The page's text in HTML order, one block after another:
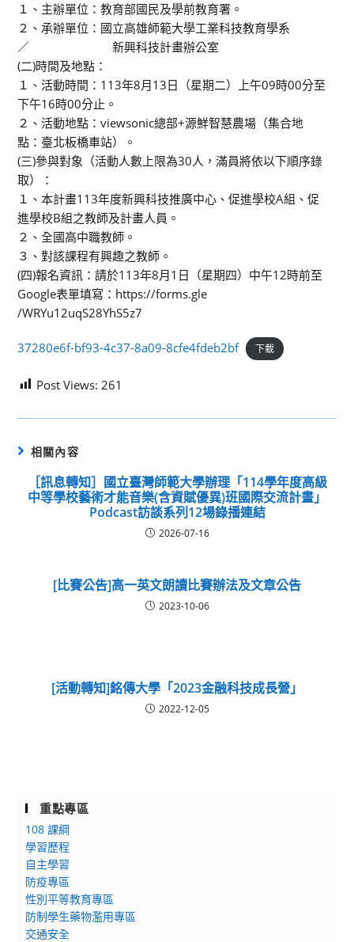
１、主辦單位：教育部國民及學前教育署。
２、承辦單位：國立高雄師範大學工業科技教育學系
／ 新興科技計畫辦公室
(二)時間及地點：
１、活動時間：113年8月13日（星期二）上午09時00分至
下午16時00分止。
２、活動地點：viewsonic總部+源鮮智慧農場（集合地
點：臺北板橋車站）。
(三)參與對象（活動人數上限為30人，滿員將依以下順序錄
取）：
１、本計畫113年度新興科技推廣中心、促進學校A組、促
進學校B組之教師及計畫人員。
２、全國高中職教師。
３、對該課程有興趣之教師。
(四)報名資訊：請於113年8月1日（星期四）中午12時前至
Google表單填寫：https://forms.gle
/WRYu12uqS28YhS5z7
37280e6f-bf93-4c37-8a09-8cfe4fdeb2bf 下載
Post Views: 261
相關內容
［訊息轉知］國立臺灣師範大學辦理「114學年度高級
中等學校藝術才能音樂(含資賦優異)班國際交流計畫」
Podcast訪談系列12場錄播連結
2026-07-16
[比賽公告]高一英文朗讀比賽辦法及文章公告
2023-10-06
[活動轉知]銘傳大學「2023金融科技成長營」
2022-12-05
重點專區
108 課綱
學習歷程
自主學習
防疫專區
性別平等教育專區
防制學生藥物濫用專區
交通安全